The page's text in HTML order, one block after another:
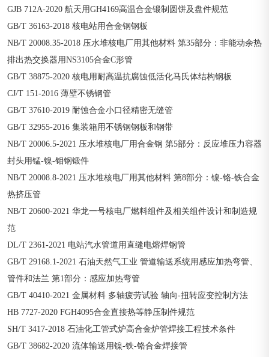
GJB 712A-2020 航天用GH4169高温合金锻制圆饼及盘件规范
GB/T 36163-2018 核电站用合金钢钢板
NB/T 20008.35-2018 压水堆核电厂用其他材料 第35部分：非能动余热
排出热交换器用NS3105合金C形管
GB/T 38875-2020 核电用耐高温抗腐蚀低活化马氏体结构钢板
CJ/T 151-2016 薄壁不锈钢管
GB/T 37610-2019 耐蚀合金小口径精密无缝管
GB/T 32955-2016 集装箱用不锈钢钢板和钢带
NB/T 20006.5-2021 压水堆核电厂用合金钢 第5部分：反应堆压力容器
封头用锰-镍-钼钢锻件
NB/T 20008.8-2021 压水堆核电厂用其他材料 第8部分：镍-铬-铁合金
热挤压管
NB/T 20600-2021 华龙一号核电厂燃料组件及相关组件设计和制造规
范
DL/T 2361-2021 电站汽水管道用直缝电熔焊钢管
GB/T 29168.1-2021 石油天然气工业 管道输送系统用感应加热弯管、
管件和法兰 第1部分：感应加热弯管
GB/T 40410-2021 金属材料 多轴疲劳试验 轴向-扭转应变控制方法
HB 7727-2020 FGH4095合金直接热等静压制件规范
SH/T 3417-2018 石油化工管式炉高合金炉管焊接工程技术条件
GB/T 38682-2020 流体输送用镍-铁-铬合金焊接管